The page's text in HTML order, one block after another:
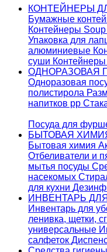
КОНТЕЙНЕРЫ
Бумажные
Контейнеры Soup
Упаковка для
алюминиевые
суши
ОДНОРАЗОВАЯ
Одноразовая
полистирола
напитков pp
Посуда для
БЫТОВАЯ
Бытовая химия
Отбеливатели и
мытья посуды
насекомых
для кухни
ИНВЕНТАРЬ
Инвентарь для
ленивка, щетки,
универсальные
салфеток